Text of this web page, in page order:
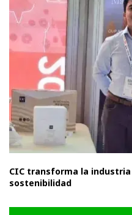
CIC transforma la
sostenibilidad